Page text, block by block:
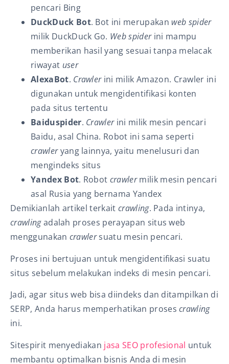
pencari Bing
DuckDuck Bot. Bot ini merupakan web spider
milik DuckDuck Go. Web spiderini mampu
memberikan hasil yang sesuai tanpa melacak
riwayat user
AlexaBot. Crawlerini milik Amazon. Crawler ini
digunakan untuk mengidentifikasi konten
pada situs tertentu
Baiduspider. Crawlerini milik mesin pencari
Baidu, asal China. Robot ini sama seperti
crawleryang lainnya, yaitu menelusuri dan
mengindeks situs
Yandex Bot. Robot crawlermilik mesin pencari
asal Rusia yang bernama Yandex
Demikianlah artikel terkait crawling. Pada intinya,
crawlingadalah proses perayapan situs web
menggunakan crawlersuatu mesin pencari.
Proses ini bertujuan untuk mengidentifikasi suatu
situs sebelum melakukan indeks di mesin pencari.
Jadi, agar situs web bisa diindeks dan ditampilkan di
SERP, Anda harus memperhatikan prosescrawling
ini.
Sitespirit menyediakan jasa SEO profesional untuk
membantu optimalkan bisnis Anda di mesin